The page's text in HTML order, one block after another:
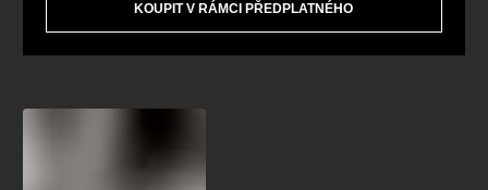
KOUPIT V RÁMCI PŘEDPLATNÉHO